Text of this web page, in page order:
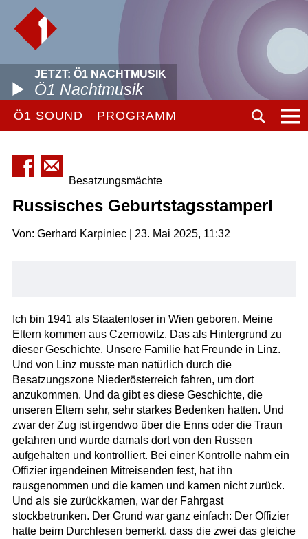
JETZT: Ö1 NACHTMUSIK
Ö1 Nachtmusik
Ö1 SOUND PROGRAMM
Besatzungsmächte
Russisches Geburtstagsstamperl
Von: Gerhard Karpiniec | 23. Mai 2025, 11:32
Ich bin 1941 als Staatenloser in Wien geboren. Meine
Eltern kommen aus Czernowitz. Das als Hintergrund zu
dieser Geschichte. Unsere Familie hat Freunde in Linz.
Und von Linz musste man natürlich durch die
Besatzungszone Niederösterreich fahren, um dort
anzukommen. Und da gibt es diese Geschichte, die
unseren Eltern sehr, sehr starkes Bedenken hatten. Und
zwar der Zug ist irgendwo über die Enns oder die Traun
gefahren und wurde damals dort von den Russen
aufgehalten und kontrolliert. Bei einer Kontrolle nahm ein
Offizier irgendeinen Mitreisenden fest, hat ihn
rausgenommen und die kamen und kamen nicht zurück.
Und als sie zurückkamen, war der Fahrgast
stockbetrunken. Der Grund war ganz einfach: Der Offizier
hatte beim Durchlesen bemerkt, dass die zwei das gleiche